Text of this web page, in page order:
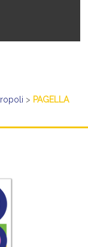
> PAGELLA